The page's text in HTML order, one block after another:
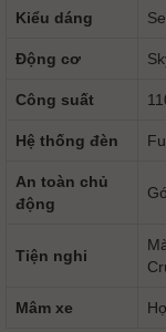
Kiểu dáng
Động cơ
Công suất
Hệ thống đèn
An toàn chủ
động
Tiện nghi
Mâm xe